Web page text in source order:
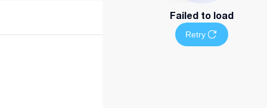
Failed to load
Retry